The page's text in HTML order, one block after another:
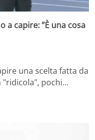
a capire: ”È una cosa
una scelta fatta da
"ridicola", pochi…